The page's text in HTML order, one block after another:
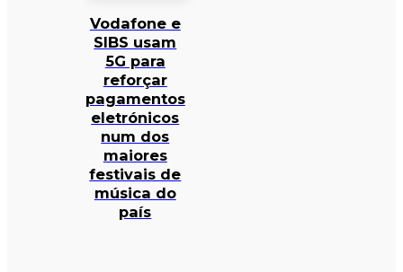
Vodafone e
SIBS usam
5G para
reforçar
pagamentos
eletrónicos
num dos
maiores
festivais de
música do
país